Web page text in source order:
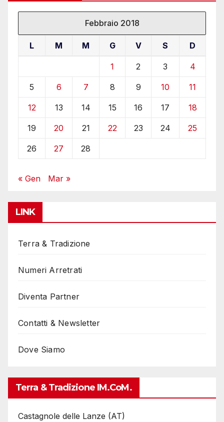
Febbraio 2018
L M M G V S D
1 2 3 4
5 6 7 8 9 10 11
12 13 14 15 16 17 18
19 20 21 22 23 24 25
26 27 28
« Gen Mar »
LINK
Terra & Tradizione
Numeri Arretrati
Diventa Partner
Contatti & Newsletter
Dove Siamo
Terra & Tradizione IM.coM.
Castagnole delle Lanze (AT)